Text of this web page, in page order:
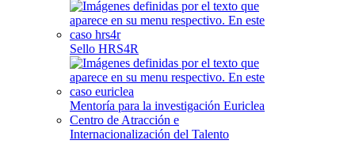
Sello HRS4R
Mentoría para la investigación Euriclea
Centro de Atracción e
Internacionalización del Talento